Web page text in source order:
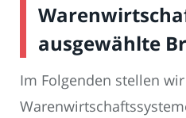
ausgewählte
Im Folgenden stellen